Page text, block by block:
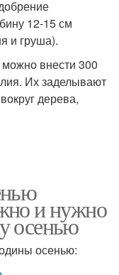
12-15 см
и груша).
внести 300
Их заделывают
дерева,
и нужно
осенью
осенью: